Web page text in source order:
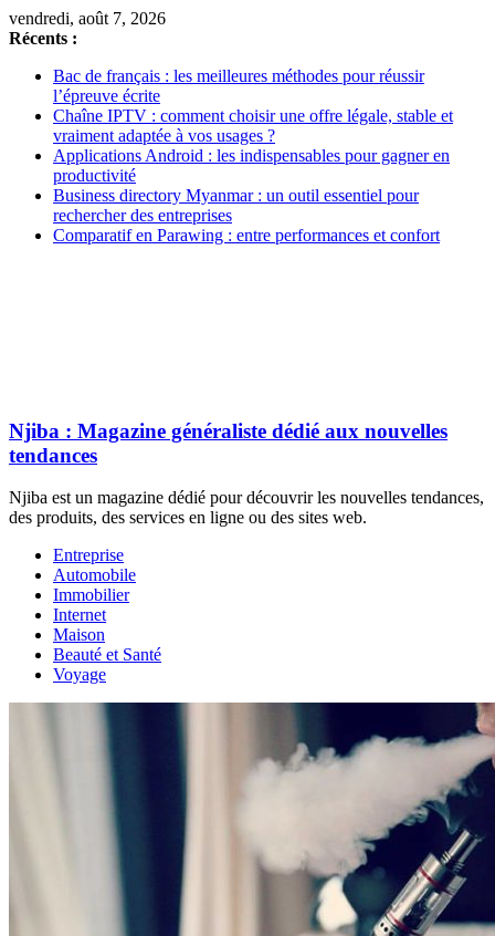
vendredi, août 7, 2026
Récents :
Bac de français : les meilleures méthodes pour réussir
l’épreuve écrite
Chaîne IPTV : comment choisir une offre légale, stable et
vraiment adaptée à vos usages ?
Applications Android : les indispensables pour gagner en
productivité
Business directory Myanmar : un outil essentiel pour
rechercher des entreprises
Comparatif en Parawing : entre performances et confort
Njiba : Magazine généraliste dédié aux nouvelles
tendances
Njiba est un magazine dédié pour découvrir les nouvelles tendances,
des produits, des services en ligne ou des sites web.
Entreprise
Automobile
Immobilier
Internet
Maison
Beauté et Santé
Voyage